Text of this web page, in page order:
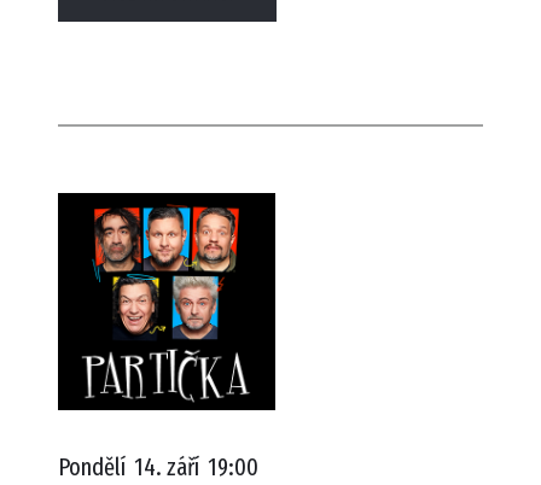
Pondělí 14. září 19:00